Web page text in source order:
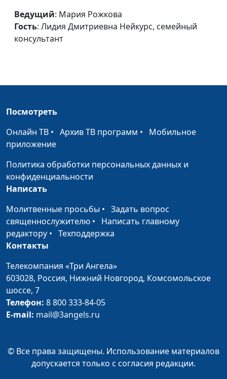
Лидия Дмитриевна
Нейкурс, семейный
Нейкурс, семейный
Идеальный мужчина
Лидия Дмитриевна
Как правильно
воспитывать девочку?
консультант
Как воспитать мальчика
настоящим мужчиной?
Ребенок идет в садик
или школу: правильная
подготовка
Ребенок - инвалид
Нейкурс, семейный
Ведущий: Мария Рожкова
Гость: Лидия Дмитриевна Нейкурс, семейный
консультант
Посмотреть
Онлайн ТВ • Архив ТВ программ • Мобильное
приложение
Политика обработки персональных данных и
конфиденциальности
Написать
Молитвенные просьбы • Задать вопрос
священнослужителю • Написать главному
редактору • Техподдержка
Контакты
Телекомпания «Три Ангела»
603028, Россия, Нижний Новгород, Комсомольское
шоссе, 7
Телефон: 8 800 333-84-05
E-mail: mail@3angels.ru
© Все права защищены. Использование материалов
допускается только с согласия редакции.